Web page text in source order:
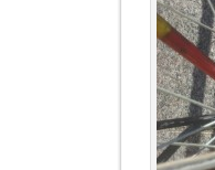
precisar
marcha
todas as